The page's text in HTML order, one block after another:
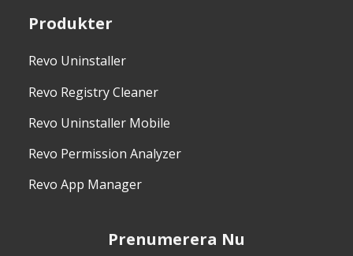
Produkter
Revo Uninstaller
Revo Registry Cleaner
Revo Uninstaller Mobile
Revo Permission Analyzer
Revo App Manager
Prenumerera Nu